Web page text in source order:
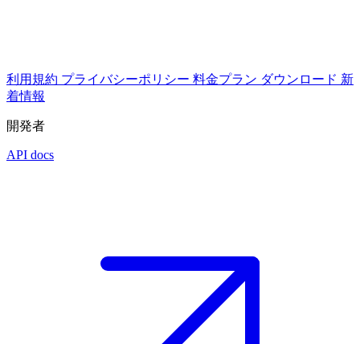
利用規約 プライバシーポリシー 料金プラン ダウンロード 新
着情報
開発者
API docs